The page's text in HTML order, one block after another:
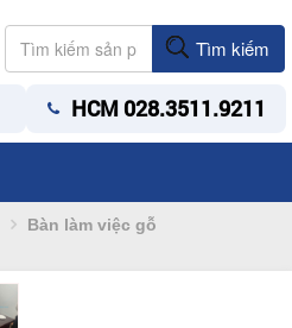
Tìm kiếm
HCM 028.3511.9211
Bàn làm việc gỗ